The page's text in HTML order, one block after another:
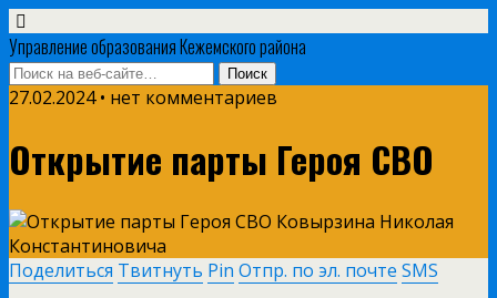
Управление образования Кежемского района
27.02.2024 • нет комментариев
Открытие парты Героя СВО
Поделиться Твитнуть Pin Отпр. по эл. почте SMS